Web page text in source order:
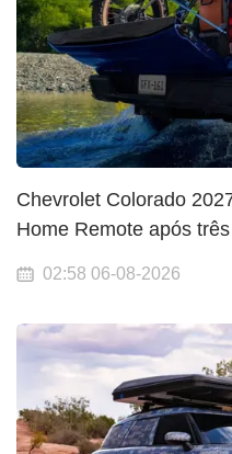
Chevrolet Colorado
Home Remote após
02:58 06-08-2026